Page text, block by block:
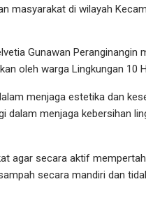
masyarakat di wilayah
Gunawan Peranginangin
oleh warga Lingkungan 10
menjaga estetika dan
dalam menjaga kebersihan
agar secara aktif
secara mandiri dan